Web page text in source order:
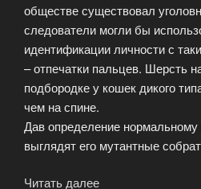
обществе существовал
следователи могли бы
идентификации личности с
– отпечатки пальцев. Шерсть
подбородке у кошек дикого
чем на спине.
Дав определение нормальному
выглядят его мутантные
Читать далее